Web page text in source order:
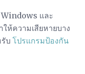
และ
ห้ความเสียหายบาง
บ โปรแกรมป้องกัน